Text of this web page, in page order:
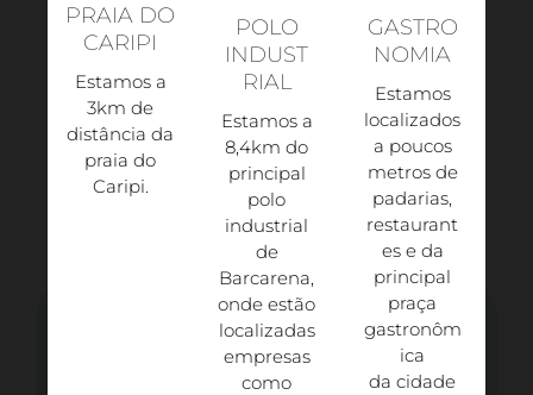
PRAIA DO
CARIPI
Estamos a
3km de
distância da
praia do
Caripi.​
POLO
INDUST
RIAL
Estamos a
8,4km do
principal
polo
industrial
de
Barcarena,
onde estão
localizadas
empresas
como
GASTRO
NOMIA
Estamos
localizados
a poucos
metros de
padarias,
restaurant
es e da
principal
praça
gastronôm
ica
da cidade